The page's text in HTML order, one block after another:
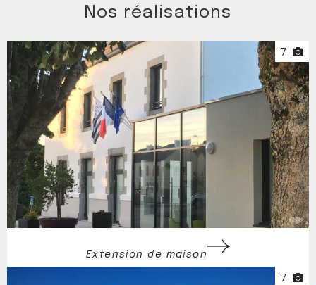
Nos réalisations
7
Extension de maison
7